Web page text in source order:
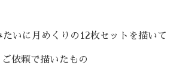
たいに月めくりの12枚セットを描いて
依頼で描いたもの